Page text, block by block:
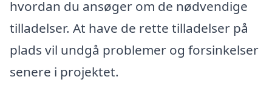
hvordan du ansøger om de nødvendige
tilladelser. At have de rette tilladelser på
plads vil undgå problemer og forsinkelser
senere i projektet.